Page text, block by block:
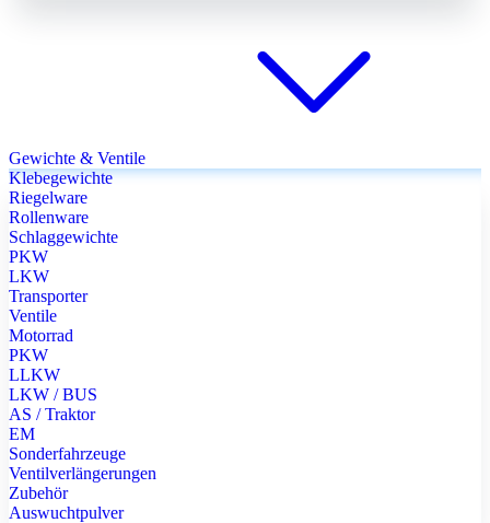
Gewichte & Ventile
Klebegewichte
Riegelware
Rollenware
Schlaggewichte
PKW
LKW
Transporter
Ventile
Motorrad
PKW
LLKW
LKW / BUS
AS / Traktor
EM
Sonderfahrzeuge
Ventilverlängerungen
Zubehör
Auswuchtpulver